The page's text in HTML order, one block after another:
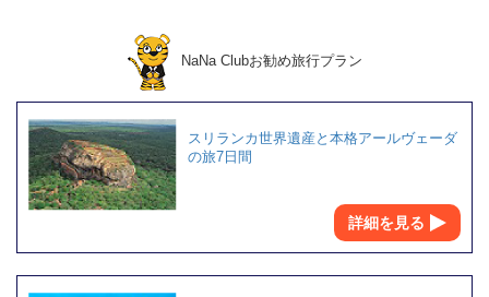
NaNa Clubお勧め旅行プラン
スリランカ世界遺産と本格アールヴェーダ
の旅7日間
詳細を見る